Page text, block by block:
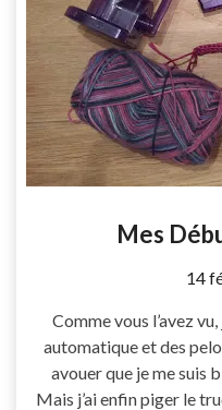
Mes
by
14
Comme vous l’avez
automatique et des
avouer que je me suis
Mais j’ai enfin piger le